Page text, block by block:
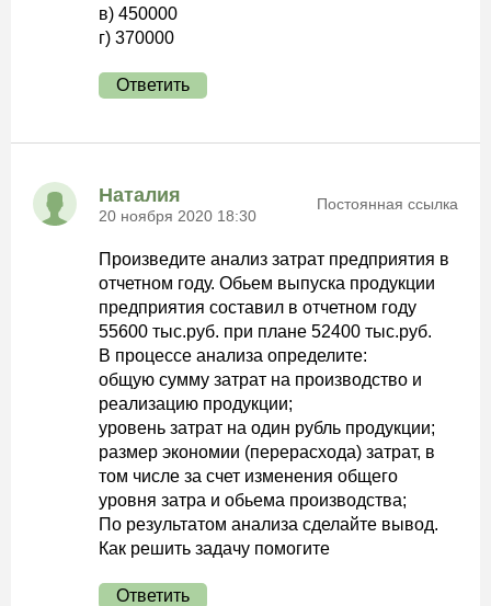
в) 450000
г) 370000
Ответить
Наталия
20 ноября 2020 18:30
Постоянная ссылка
Произведите анализ затрат предприятия в
отчетном году. Обьем выпуска продукции
предприятия составил в отчетном году
55600 тыс.руб. при плане 52400 тыс.руб.
В процессе анализа определите:
общую сумму затрат на производство и
реализацию продукции;
уровень затрат на один рубль продукции;
размер экономии (перерасхода) затрат, в
том числе за счет изменения общего
уровня затра и обьема производства;
По результатом анализа сделайте вывод.
Как решить задачу помогите
Ответить